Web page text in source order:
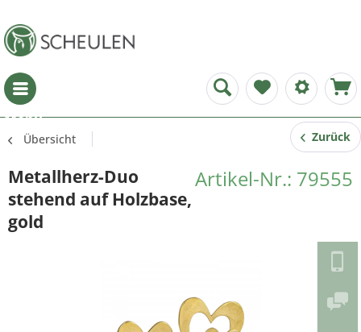
Menü
Übersicht Zurück
Artikel-Nr.: 79555
Metallherz-Duo
stehend auf Holzbase,
gold